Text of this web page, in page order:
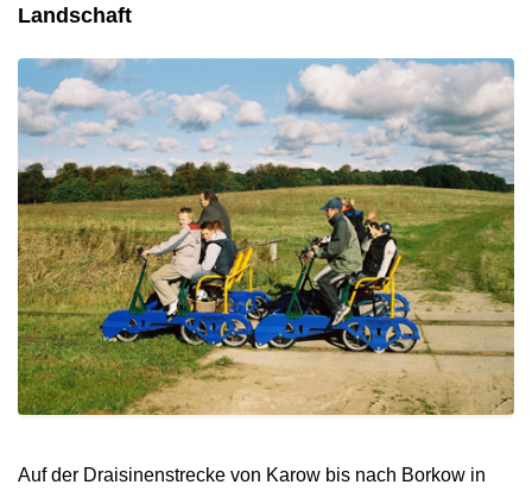
Landschaft
Auf der Draisinenstrecke von Karow bis nach Borkow in